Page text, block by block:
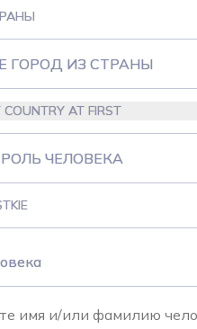
ГОРОД ИЗ СТРАНЫ
COUNTRY AT FIRST
ЧЕЛОВЕКА